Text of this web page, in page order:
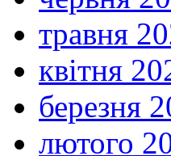
травня
квітня
березня
лютого